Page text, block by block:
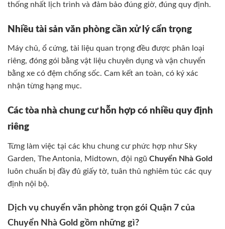
thống nhất lịch trình và đảm bảo đúng giờ, đúng quy định.
Nhiều tài sản văn phòng cần xử lý cẩn trọng
Máy chủ, ổ cứng, tài liệu quan trọng đều được phân loại
riêng, đóng gói bằng vật liệu chuyên dụng và vận chuyển
bằng xe có đệm chống sốc. Cam kết an toàn, có ký xác
nhận từng hạng mục.
Các tòa nhà chung cư hỗn hợp có nhiều quy định
riêng
Từng làm việc tại các khu chung cư phức hợp như Sky
Garden, The Antonia, Midtown, đội ngũ Chuyển Nhà Gold
luôn chuẩn bị đầy đủ giấy tờ, tuân thủ nghiêm túc các quy
định nội bộ.
Dịch vụ chuyển văn phòng trọn gói Quận 7 của
Chuyển Nhà Gold gồm những gì?